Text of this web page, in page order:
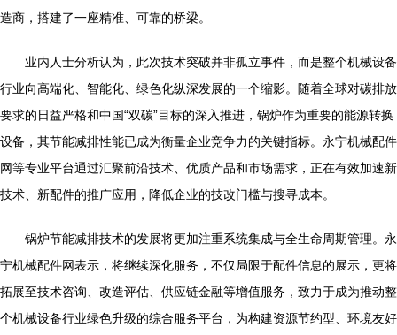
造商，搭建了一座精准、可靠的桥梁。
业内人士分析认为，此次技术突破并非孤立事件，而是整个机械设备
行业向高端化、智能化、绿色化纵深发展的一个缩影。随着全球对碳排放
要求的日益严格和中国“双碳”目标的深入推进，锅炉作为重要的能源转换
设备，其节能减排性能已成为衡量企业竞争力的关键指标。永宁机械配件
网等专业平台通过汇聚前沿技术、优质产品和市场需求，正在有效加速新
技术、新配件的推广应用，降低企业的技改门槛与搜寻成本。
锅炉节能减排技术的发展将更加注重系统集成与全生命周期管理。永
宁机械配件网表示，将继续深化服务，不仅局限于配件信息的展示，更将
拓展至技术咨询、改造评估、供应链金融等增值服务，致力于成为推动整
个机械设备行业绿色升级的综合服务平台，为构建资源节约型、环境友好